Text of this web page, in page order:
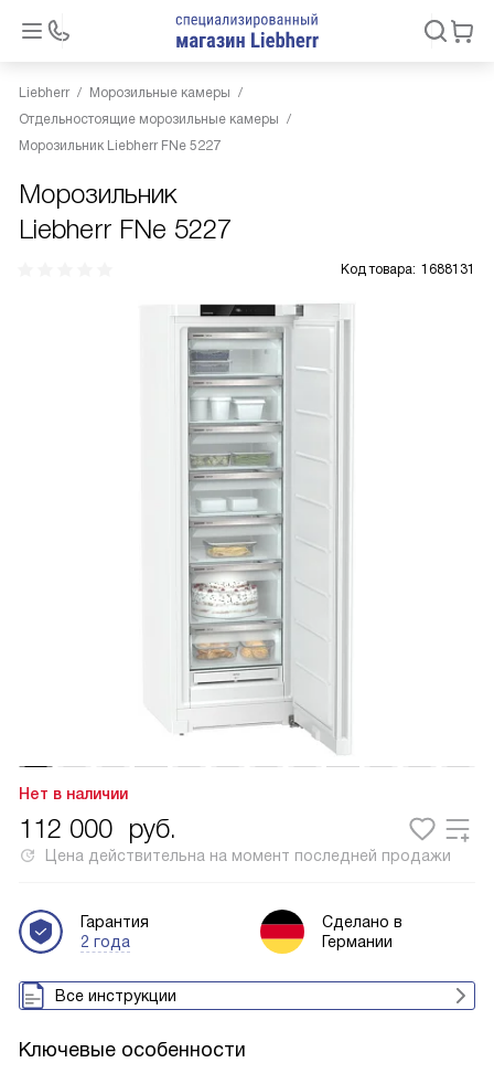
Liebherr
Морозильные камеры
Отдельностоящие морозильные камеры
Морозильник Liebherr FNe 5227
Морозильник
Liebherr FNe 5227
Код товара: 1688131
Нет в наличии
112 000 руб.
Цена действительна на момент последней продажи
Гарантия
2 года
Сделано в
Германии
Все инструкции
Ключевые особенности